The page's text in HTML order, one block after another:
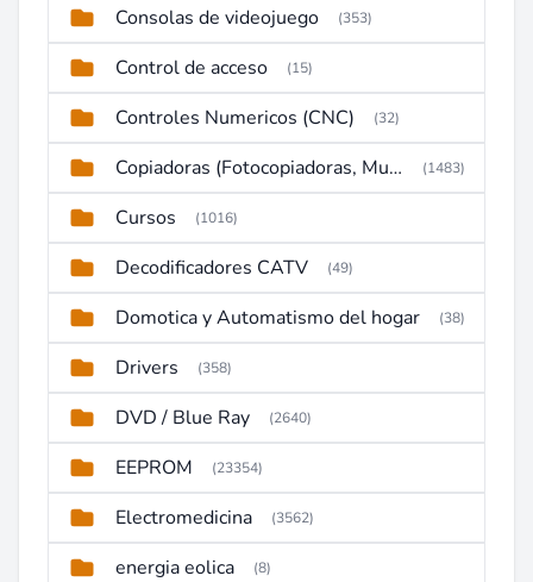
Consolas de videojuego (353)
Control de acceso (15)
Controles Numericos (CNC) (32)
Copiadoras (Fotocopiadoras, Multifunctions, Ploter, etc) (1483)
Cursos (1016)
Decodificadores CATV (49)
Domotica y Automatismo del hogar (38)
Drivers (358)
DVD / Blue Ray (2640)
EEPROM (23354)
Electromedicina (3562)
energia eolica (8)